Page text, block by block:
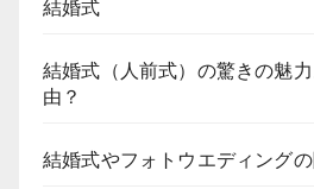
結婚式
結婚式（人前式）の驚きの魅
由？
結婚式やフォトウエディング